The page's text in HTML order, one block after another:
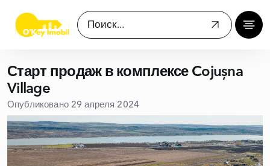
Старт продаж в комплексе Cojușna
Village
Опубликовано 29 апреля 2024